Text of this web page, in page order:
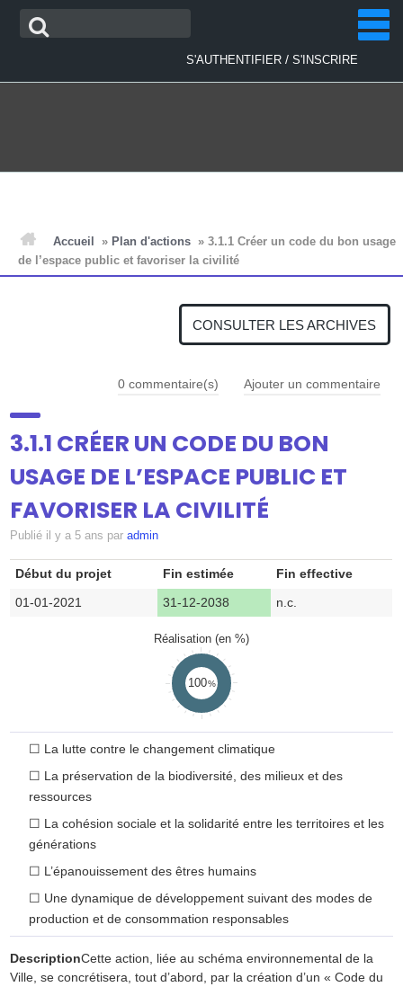
Aller
Recherche
S'AUTHENTIFIER/ S'INSCRIRE
ACTUALITÉS
PLAN D'ACTIONS
DOSSIERS
CONTRIBUEZ
ANNUAIRE
CONTACT
Accueil » Plan d'actions » 3.1.1 Créer un code du bon usage
de l’espace public et favoriser la civilité
CONSULTER LES ARCHIVES
0commentaire(s) Ajouter un commentaire
3.1.1 CRÉER UN CODE DU BON
USAGE DE L’ESPACE PUBLIC ET
FAVORISER LA CIVILITÉ
Publié il y a 5 ans paradmin
Début du projet Fin estimée
Fin effective
01-01-2021
31-12-2038 n.c.
Réalisation (en %)
100
☐ La lutte contre le changement climatique
☐ La préservation de la biodiversité, des milieux et des
ressources
☐ La cohésion sociale et la solidarité entre les territoires et les
générations
☐ L’épanouissement des êtres humains
☐ Une dynamique de développement suivant des modes de
production et de consommation responsables
DescriptionCette action, liée au schéma environnemental de la
Ville, se concrétisera, tout d’abord, par la création d’un « Code du